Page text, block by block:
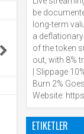
be
long-term
a
of the token
out, with 8%
| Slippage
Burn 2%
Website:
ETIKETLER